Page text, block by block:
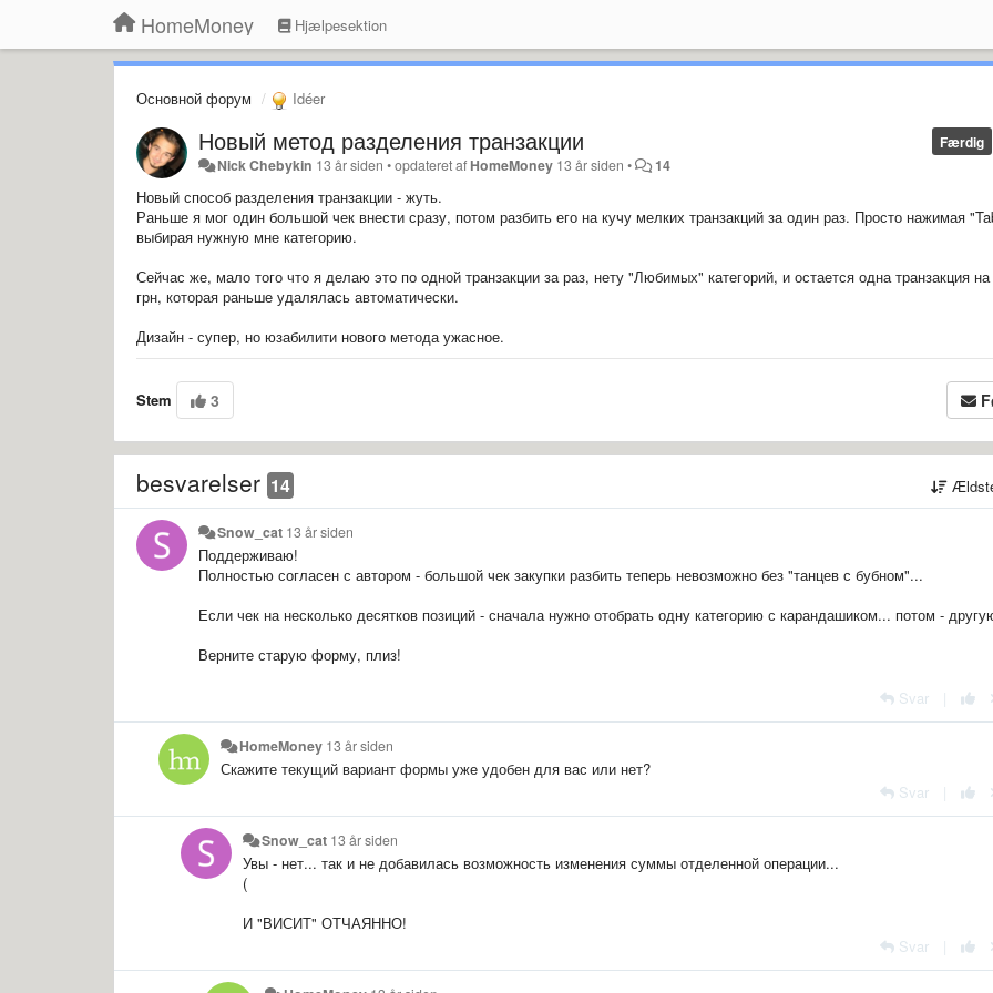
HomeMoney Hjælpesektion
Основной форум Idéer
Færdig
Новый метод разделения транзакции
Nick Chebykin 13 år siden •opdateret af HomeMoney 13 år siden • 14
Новый способ разделения транзакции - жуть.
Раньше я мог один большой чек внести сразу, потом разбить его на кучу мелких транзакций за один раз. Просто нажимая
выбирая нужную мне категорию.
Сейчас же, мало того что я делаю это по одной транзакции за раз, нету "Любимых" категорий, и остается одна транзакция
грн, которая раньше удалялась автоматически.
Дизайн - супер, но юзабилити нового метода ужасное.
Stem 3
besvarelser 14
Snow_cat 13 år siden
Поддерживаю!
Полностью согласен с автором - большой чек закупки разбить теперь невозможно без "танцев с бубном"...
Если чек на несколько десятков позиций - сначала нужно отобрать одну категорию с карандашиком... потом -
Верните старую форму, плиз!
Svar
HomeMoney 13 år siden
Скажите текущий вариант формы уже удобен для вас или нет?
Svar
Snow_cat 13 år siden
Увы - нет... так и не добавилась возможность изменения суммы отделенной операции...
(
И "ВИСИТ" ОТЧАЯННО!
Svar